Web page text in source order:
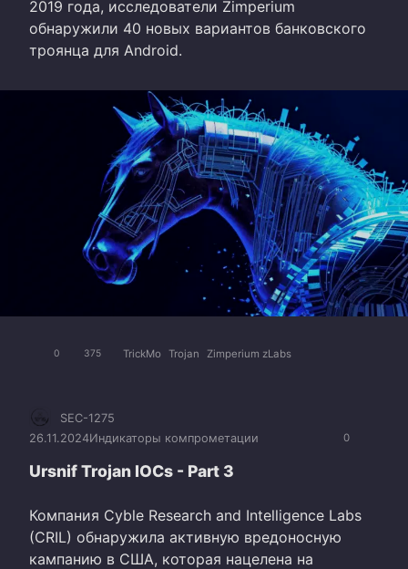
2019 года, исследователи Zimperium
обнаружили 40 новых вариантов банковского
троянца для Android.
0 375 TrickMo Trojan Zimperium zLabs
0
SEC-1275
26.11.2024Индикаторы компрометации
Ursnif Trojan IOCs - Part 3
Компания Cyble Research and Intelligence Labs
(CRIL) обнаружила активную вредоносную
кампанию в США, которая нацелена на